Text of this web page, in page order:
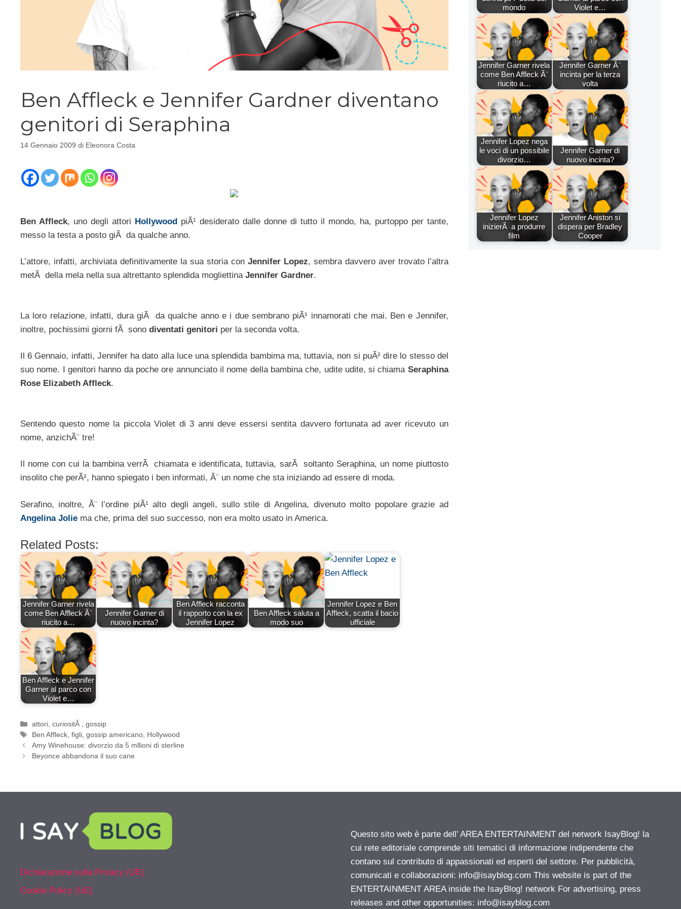
Ben Affleck e Jennifer Gardner diventano
genitori di Seraphina
14 Gennaio 2009 di Eleonora Costa
Ben Affleck, uno degli attori HollywoodpiÃ¹ desiderato dalle donne di tutto il mondo, ha, purtoppo per tante,
messo la testa a posto giÃ da qualche anno.
L’attore, infatti, archiviata definitivamente la sua storia con Jennifer Lopez, sembra davvero aver trovato l’altra
metÃ della mela nella sua altrettanto splendida mogliettina Jennifer Gardner.
La loro relazione, infatti, dura giÃ da qualche anno e i due sembrano piÃ¹ innamorati che mai. Ben e Jennifer,
inoltre, pochissimi giorni fÃ sono diventati genitori per la seconda volta.
Il 6 Gennaio, infatti, Jennifer ha dato alla luce una splendida bambima ma, tuttavia, non si puÃ² dire lo stesso del
suo nome. I genitori hanno da poche ore annunciato il nome della bambina che, udite udite, si chiama Seraphina
Rose Elizabeth Affleck.
Sentendo questo nome la piccola Violet di 3 anni deve essersi sentita davvero fortunata ad aver ricevuto un
nome, anzichÃ¨ tre!
Il nome con cui la bambina verrÃ chiamata e identificata, tuttavia, sarÃ soltanto Seraphina, un nome piuttosto
insolito che perÃ², hanno spiegato i ben informati, Ã¨ un nome che sta iniziando ad essere di moda.
Serafino, inoltre, Ã¨ l’ordine piÃ¹ alto degli angeli, sullo stile di Angelina, divenuto molto popolare grazie ad
Angelina Jolie ma che, prima del suo successo, non era molto usato in America.
Related Posts:
Jennifer Garner rivela
come Ben Affleck Ã¨
riucito a…
Jennifer Garner di
nuovo incinta?
Ben Affleck racconta
il rapporto con la ex
Jennifer Lopez
Ben Affleck saluta a
modo suo
Jennifer Lopez e Ben
Affleck, scatta il bacio
ufficiale
Ben Affleck e Jennifer
Garner al parco con
Violet e…
Categorie
attori,curiositÃ ,gossip
Tag
Ben Affleck,figli,gossip americano, Hollywood
Amy Winehouse: divorzio da 5 mllioni di sterline
Beyonce abbandona il suo cane
mondo
Violet e…
Jennifer Garner rivela
come Ben Affleck Ã¨
riucito a…
Jennifer Garner Ã¨
incinta per la terza
volta
Jennifer Lopez nega
le voci di un possibile
divorzio…
Jennifer Garner di
nuovo incinta?
Jennifer Lopez
inizierÃ a produrre
film
Jennifer Aniston si
dispera per Bradley
Cooper
Dichiarazione sulla Privacy (UE)
Cookie Policy (UE)
Questo sito web è parte dell’ AREA ENTERTAINMENT del network IsayBlog! la
cui rete editoriale comprende siti tematici di informazione indipendente che
contano sul contributo di appassionati ed esperti del settore. Per pubblicità,
comunicati e collaborazioni: info@isayblog.com This website is part of the
ENTERTAINMENT AREA inside the IsayBlog! network For advertising, press
releases and other opportunities: info@isayblog.com